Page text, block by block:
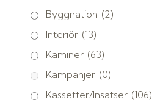
Byggnation (2)
Interiör (13)
Kaminer (63)
Kampanjer (0)
Kassetter/Insatser (106)